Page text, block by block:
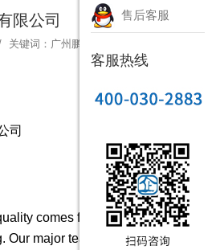
限公司
关键词： 广州鹏楚国际商贸有限公司
司
comes from understanding,
major team members and
售后客服
客服热线